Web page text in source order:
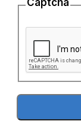
Captcha